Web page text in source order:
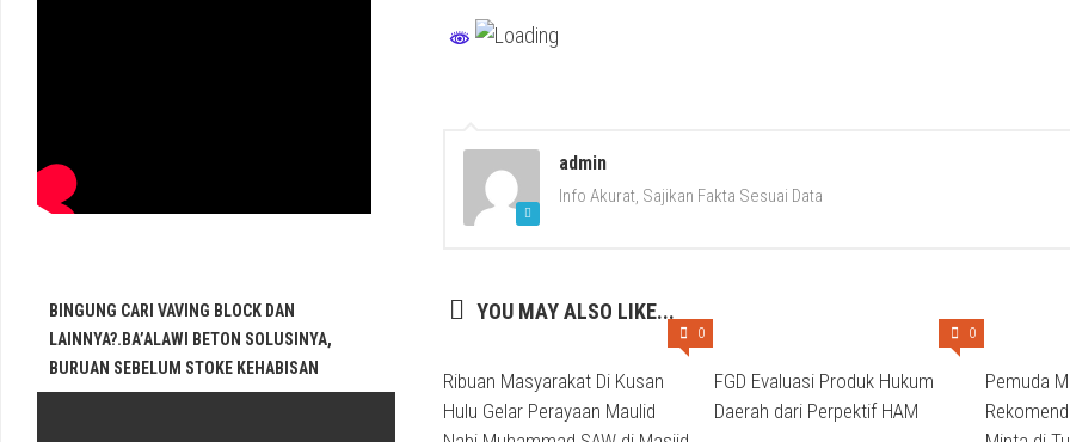
admin
Info Akurat, Sajikan Fakta Sesuai Data
YOU MAY ALSO LIKE...
0
Ribuan Masyarakat Di Kusan
Hulu Gelar Perayaan Maulid
0
FGD Evaluasi Produk Hukum
Daerah dari Perpektif HAM
Pemuda
BINGUNG CARI VAVING BLOCK DAN
LAINNYA?.BA’ALAWI BETON SOLUSINYA,
BURUAN SEBELUM STOKE KEHABISAN